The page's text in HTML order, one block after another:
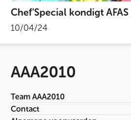
Chef’Special kondigt
10/04/24
AAA2010
Team AAA2010
Contact